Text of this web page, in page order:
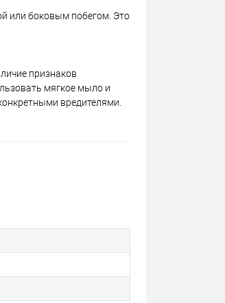
или боковым побегом. Это
признаков
мягкое мыло и
вредителями.